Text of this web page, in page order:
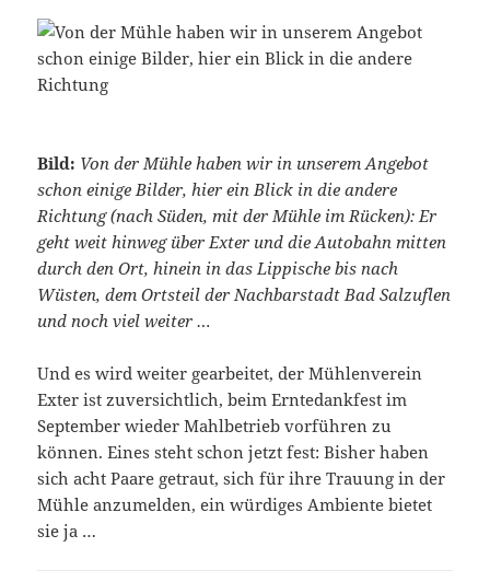
Bild: Von der Mühle haben wir in unserem Angebot
schon einige Bilder, hier ein Blick in die andere
Richtung (nach Süden, mit der Mühle im Rücken): Er
geht weit hinweg über Exter und die Autobahn mitten
durch den Ort, hinein in das Lippische bis nach
Wüsten, dem Ortsteil der Nachbarstadt Bad Salzuflen
und noch viel weiter …
Und es wird weiter gearbeitet, der Mühlenverein
Exter ist zuversichtlich, beim Erntedankfest im
September wieder Mahlbetrieb vorführen zu
können. Eines steht schon jetzt fest: Bisher haben
sich acht Paare getraut, sich für ihre Trauung in der
Mühle anzumelden, ein würdiges Ambiente bietet
sie ja …